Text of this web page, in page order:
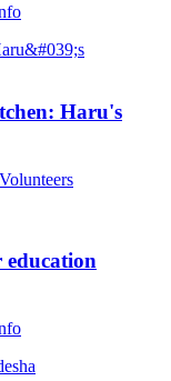
Haru's
education